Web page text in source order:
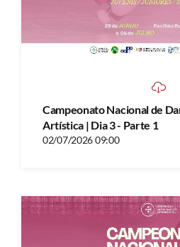
Campeonato Nacional de
Artística | Dia 3 - Parte 1
02/07/2026 09:00